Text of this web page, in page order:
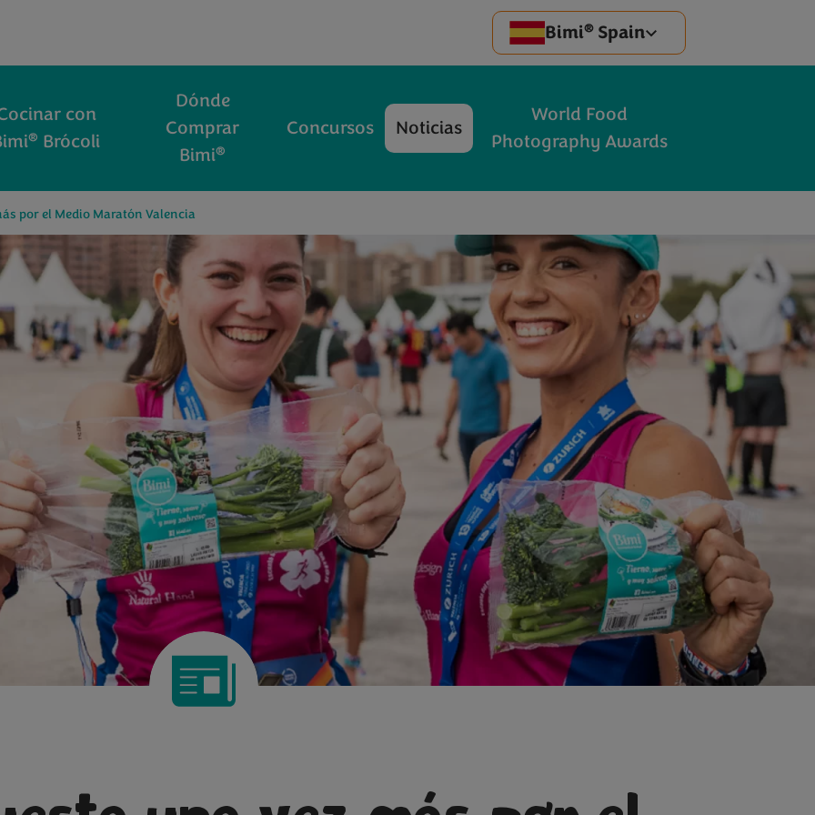
Bimi® Spain
con
® Brócoli
Dónde
Comprar
Bimi®
Concursos Noticias
World Food
Photography Awards
por el Medio Maratón Valencia